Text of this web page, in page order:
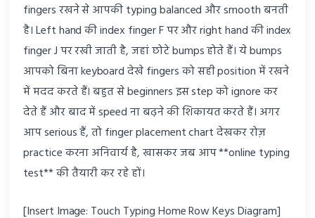
fingers रखने से आपकी typing balanced और smooth बनती
है। Left hand की index finger F पर और right hand की index
finger J पर रखी जाती है, जहां छोटे bumps होते हैं। ये bumps
आपको बिना keyboard देखे fingers को सही position में रखने
में मदद करते हैं। बहुत से beginners इस step को ignore कर
देते हैं और बाद में speed ना बढ़ने की शिकायत करते हैं। अगर
आप serious हैं, तो finger placement chart देखकर रोज़
practice करना अनिवार्य है, खासकर जब आप **online typing
test** की तैयारी कर रहे हों।
[Insert Image: Touch Typing Home Row Keys Diagram]